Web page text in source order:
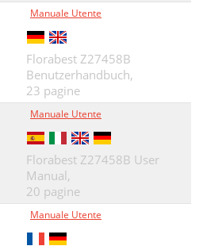
Manuale Utente
Florabest Z27458B
Benutzerhandbuch,
23 pagine
Manuale Utente
Florabest Z27458B User
Manual,
20 pagine
Manuale Utente